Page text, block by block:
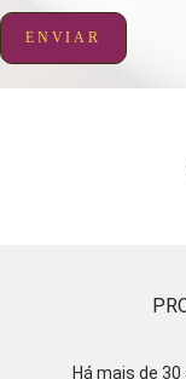
ENVIAR
Há mais de